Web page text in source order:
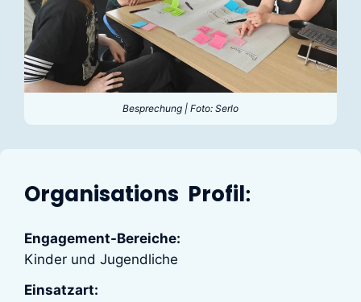
Besprechung | Foto: Serlo
Organisations Profil:
Engagement-Bereiche:
Kinder und Jugendliche
Einsatzart: